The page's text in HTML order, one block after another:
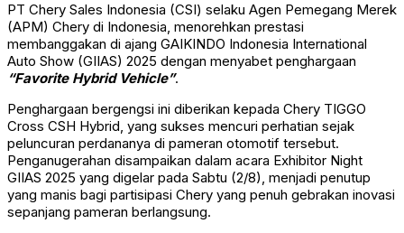
PT Chery Sales Indonesia (CSI) selaku Agen Pemegang Merek
(APM) Chery di Indonesia, menorehkan prestasi
membanggakan di ajang GAIKINDO Indonesia International
Auto Show (GIIAS) 2025 dengan menyabet penghargaan
“Favorite Hybrid Vehicle”.
Penghargaan bergengsi ini diberikan kepada Chery TIGGO
Cross CSH Hybrid, yang sukses mencuri perhatian sejak
peluncuran perdananya di pameran otomotif tersebut.
Penganugerahan disampaikan dalam acara Exhibitor Night
GIIAS 2025 yang digelar pada Sabtu (2/8), menjadi penutup
yang manis bagi partisipasi Chery yang penuh gebrakan inovasi
sepanjang pameran berlangsung.